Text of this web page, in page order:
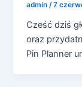
admin/7
Cześć dziś
oraz
Pin Planner